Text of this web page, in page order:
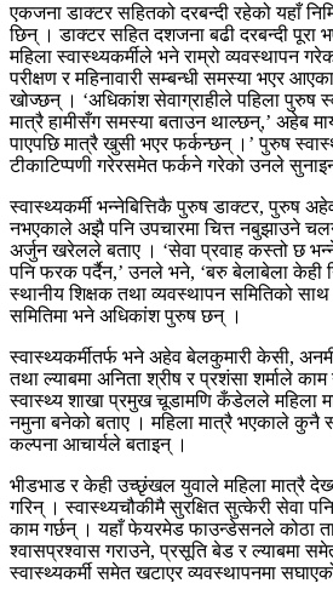
एकजना डाक्टर सहितको दरबन्दी रहेको यहाँ
छिन् । डाक्टर सहित दशजना बढी दरबन्दी पूरा
महिला स्वास्थ्यकर्मीले भने राम्रो व्यवस्थापन
परीक्षण र महिनावारी सम्बन्धी समस्या भएर
खोज्छन् । ‘अधिकांश सेवाग्राहीले पहिला पुरुष
मात्रै हामीसँग समस्या बताउन थाल्छन्,’ अहेब
पाएपछि मात्रै खुसी भएर फर्कन्छन् ।’ पुरुष
टीकाटिप्पणी गरेरसमेत फर्कने गरेको उनले
स्वास्थ्यकर्मी भन्नेबित्तिकै पुरुष डाक्टर, पुरुष
नभएकाले अझै पनि उपचारमा चित्त नबुझाउने
अर्जुन खरेलले बताए । ‘सेवा प्रवाह कस्तो छ
पनि फरक पर्दैन,’ उनले भने, ‘बरु बेलाबेला केही
स्थानीय शिक्षक तथा व्यवस्थापन समितिको
समितिमा भने अधिकांश पुरुष छन् ।
स्वास्थ्यकर्मीतर्फ भने अहेव बेलकुमारी केसी,
तथा ल्याबमा अनिता श्रीष र प्रशंसा शर्माले
स्वास्थ्य शाखा प्रमुख चूडामणि कँडेलले महिला
नमुना बनेको बताए । महिला मात्रै भएकाले
कल्पना आचार्यले बताइन् ।
भीडभाड र केही उच्छृंखल युवाले महिला मात्रै
गरिन् । स्वास्थ्यचौकीमै सुरक्षित सुत्केरी सेवा
काम गर्छन् । यहाँ फेयरमेड फाउन्डेसनले कोठा
श्वासप्रश्वास गराउने, प्रसूति बेड र ल्याबमा
स्वास्थ्यकर्मी समेत खटाएर व्यवस्थापनमा